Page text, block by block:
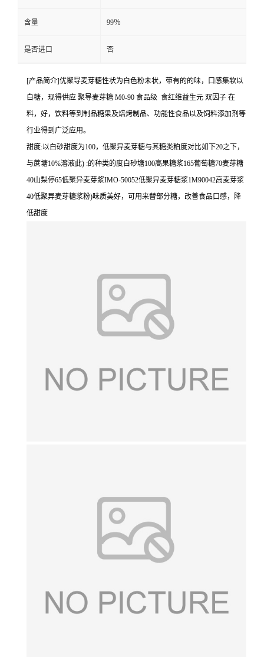
含量 99％
是否进口 否
[产品简介]优聚导麦芽糖性状为白色粉未状，带有的的味，口感集软以
白糖，现得供应 聚导麦芽糖 M0-90 食品级 食红维益生元 双因子 在
料，好，饮料等到制品糖果及焙烤制品、功能性食品以及饲料添加剂等
行业得到广泛应用。
甜度:以白砂甜度为100，低聚异麦芽糖与其糖类粕度对比如下20之下，
与蔗塘10%溶液此) :的种类的度白砂塘100高果糖浆165葡萄糖70麦芽糖
40山梨停65低聚异麦芽浆IMO-50052低聚异麦芽糖浆1M90042高麦芽浆
40低聚异麦芽糖浆粉)味质美好，可用来替部分糖，改善食品口感，降
低甜度